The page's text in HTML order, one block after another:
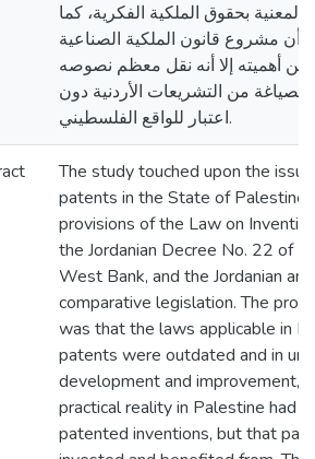
المعنية بحقوق الملكية الفكرية، كما
مشروع قانون الملكية الصناعية
أهميته إلا أنه نقل معظم نصوصه
من التشريعات الأردنية دون
اعتبار للواقع الفلسطيني.
The study touched upon the
patents in the State of
provisions of the Law on
the Jordanian Decree No. 22 of
West Bank, and the Jordanian
comparative legislation. The
was that the laws applicable in
patents were outdated and in
development and improvement,
practical reality in Palestine had
patented inventions, but that